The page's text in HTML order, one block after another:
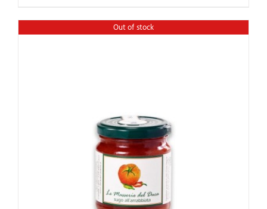
Out of stock